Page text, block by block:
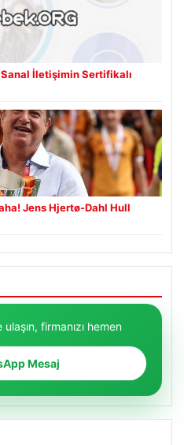
İletişimin Sertifikalı
Jens Hjertø-Dahl Hull
firmanızı hemen
Mesaj